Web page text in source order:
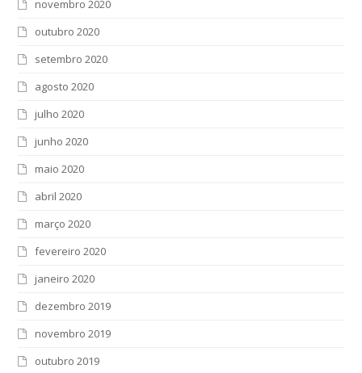
novembro 2020
outubro 2020
setembro 2020
agosto 2020
julho 2020
junho 2020
maio 2020
abril 2020
março 2020
fevereiro 2020
janeiro 2020
dezembro 2019
novembro 2019
outubro 2019